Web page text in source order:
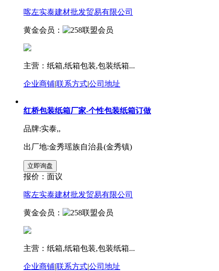
喀左实泰建材批发贸易有限公司
黄金会员：
主营：纸箱,纸箱包装,包装纸箱...
企业商铺|联系方式|公司地址
红桥包装纸箱厂家-个性包装纸箱订做
品牌:实泰,,
出厂地:金秀瑶族自治县(金秀镇)
报价： 面议
喀左实泰建材批发贸易有限公司
黄金会员：
主营：纸箱,纸箱包装,包装纸箱...
企业商铺|联系方式|公司地址